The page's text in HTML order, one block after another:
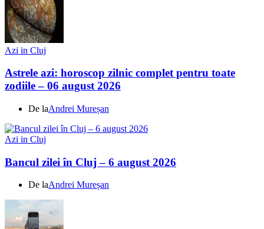
Azi in Cluj
Astrele azi: horoscop zilnic complet pentru toate
zodiile – 06 august 2026
De laAndrei Mureșan
Azi in Cluj
Bancul zilei în Cluj – 6 august 2026
De laAndrei Mureșan